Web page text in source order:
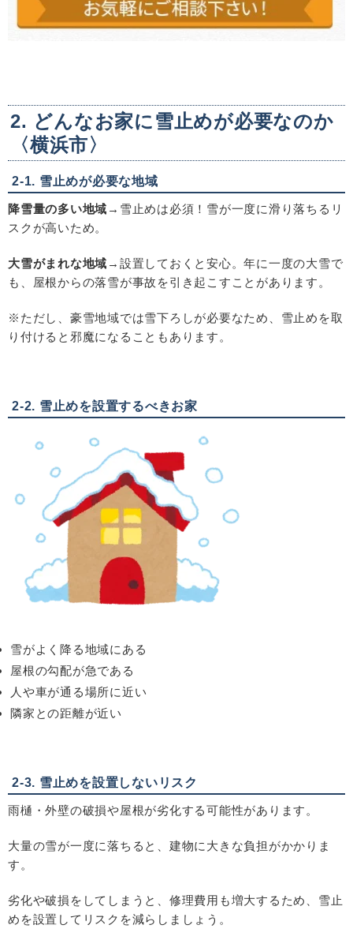
2. どんなお家に雪止めが必要なのか
〈横浜市〉
2-1. 雪止めが必要な地域
降雪量の多い地域 →雪止めは必須！雪が一度に滑り落ちるリ
スクが高いため。
大雪がまれな地域 →設置しておくと安心。年に一度の大雪で
も、屋根からの落雪が事故を引き起こすことがあります。
※ただし、豪雪地域では雪下ろしが必要なため、雪止めを取
り付けると邪魔になることもあります。
2-2. 雪止めを設置するべきお家
雪がよく降る地域にある
屋根の勾配が急である
人や車が通る場所に近い
隣家との距離が近い
2-3. 雪止めを設置しないリスク
雨樋・外壁の破損や屋根が劣化する可能性があります。
大量の雪が一度に落ちると、建物に大きな負担がかかりま
す。
劣化や破損をしてしまうと、修理費用も増大するため、雪止
めを設置してリスクを減らしましょう。